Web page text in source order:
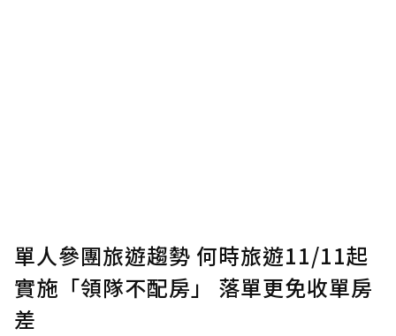
確認送出
單人參團旅遊趨勢 何時旅遊11/11起
實施「領隊不配房」 落單更免收單房
差